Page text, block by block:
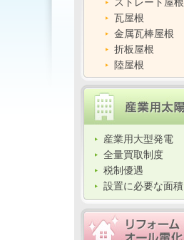
ストレート屋根
瓦屋根
金属瓦棒屋根
折板屋根
陸屋根
産業用大型発電
全量買取制度
税制優遇
設置に必要な面積